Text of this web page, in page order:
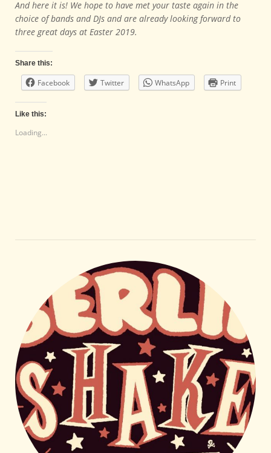
And here it is! We hope to have met your taste again in the
choice of bands and DJs and are already looking forward to
three great days at Easter 2019.
Share this:
Facebook Twitter WhatsApp Print
Like this:
Loading...